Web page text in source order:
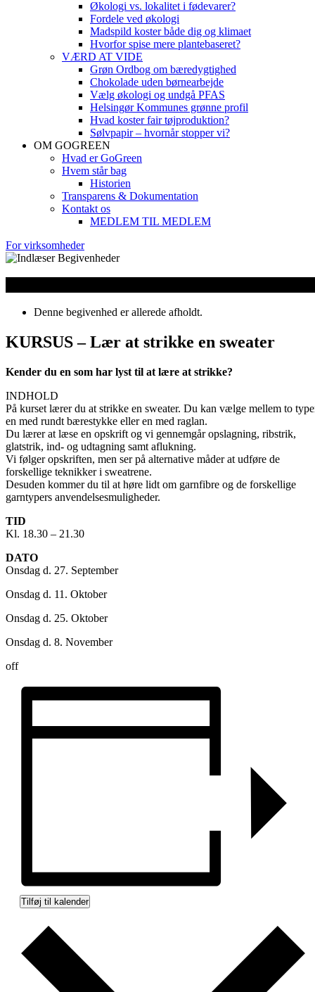
Økologi vs. lokalitet i fødevarer?
Fordele ved økologi
Madspild koster både dig og klimaet
Hvorfor spise mere plantebaseret?
VÆRD AT VIDE
Grøn Ordbog om bæredygtighed
Chokolade uden børnearbejde
Vælg økologi og undgå PFAS
Helsingør Kommunes grønne profil
Hvad koster fair tøjproduktion?
Sølvpapir – hvornår stopper vi?
OM GOGREEN
Hvad er GoGreen
Hvem står bag
Historien
Transparens & Dokumentation
Kontakt os
MEDLEM TIL MEDLEM
For virksomheder
Denne begivenhed er allerede afholdt.
KURSUS – Lær at strikke en sweater
Kender du en som har lyst til at lære at strikke?
INDHOLD
På kurset lærer du at strikke en sweater. Du kan vælge mellem to
en med rundt bærestykke eller en med raglan.
Du lærer at læse en opskrift og vi gennemgår opslagning, ribstrik,
glatstrik, ind- og udtagning samt aflukning.
Vi følger opskriften, men ser på alternative måder at udføre de
forskellige teknikker i sweatrene.
Desuden kommer du til at høre lidt om garnfibre og de forskellige
garntypers anvendelsesmuligheder.
TID
Kl. 18.30 – 21.30
DATO
Onsdag d. 27. September
Onsdag d. 11. Oktober
Onsdag d. 25. Oktober
Onsdag d. 8. November
off
Tilføj til kalender